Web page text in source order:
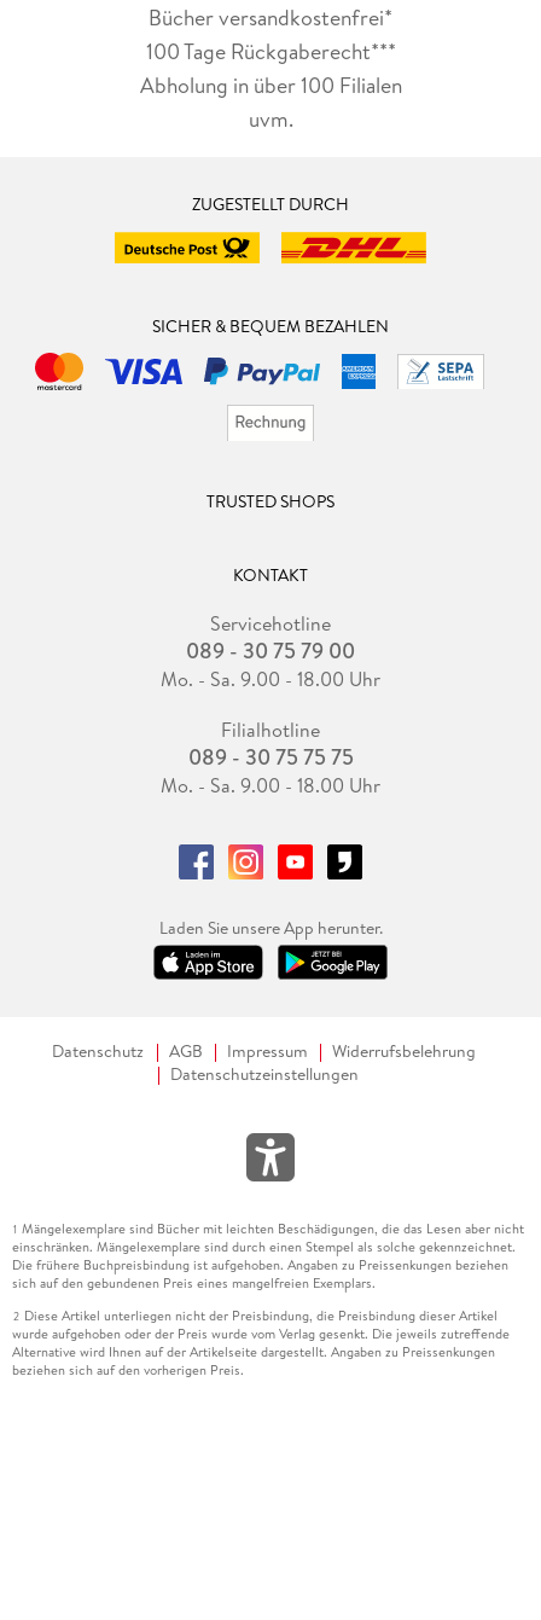
Bücher versandkostenfrei*
100 Tage Rückgaberecht***
Abholung in über 100 Filialen
uvm.
ZUGESTELLT DURCH
SICHER & BEQUEM BEZAHLEN
TRUSTED SHOPS
KONTAKT
Servicehotline
089 - 30 75 79 00
Mo. - Sa. 9.00 - 18.00 Uhr
Filialhotline
089 - 30 75 75 75
Mo. - Sa. 9.00 - 18.00 Uhr
Laden Sie unsere App herunter.
Datenschutz AGB Impressum
Widerrufsbelehrung
Datenschutzeinstellungen
1 Mängelexemplare sind Bücher mit leichten Beschädigungen, die das Lesen aber nicht
einschränken. Mängelexemplare sind durch einen Stempel als solche gekennzeichnet.
Die frühere Buchpreisbindung ist aufgehoben. Angaben zu Preissenkungen beziehen
sich auf den gebundenen Preis eines mangelfreien Exemplars.
2 Diese Artikel unterliegen nicht der Preisbindung, die Preisbindung dieser Artikel
wurde aufgehoben oder der Preis wurde vom Verlag gesenkt. Die jeweils zutreffende
Alternative wird Ihnen auf der Artikelseite dargestellt. Angaben zu Preissenkungen
beziehen sich auf den vorherigen Preis.